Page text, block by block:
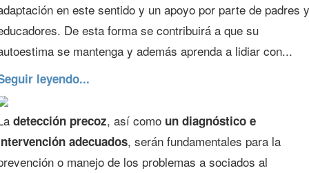
en este sentido y un apoyo por parte de padres y
De esta forma se contribuirá a que su
se mantenga y además aprenda a lidiar con...
leyendo...
detección precoz, así como un diagnóstico e
adecuados, serán fundamentales para la
o manejo de los problemas a sociados al